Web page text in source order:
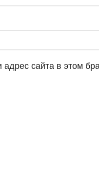
сайта в этом